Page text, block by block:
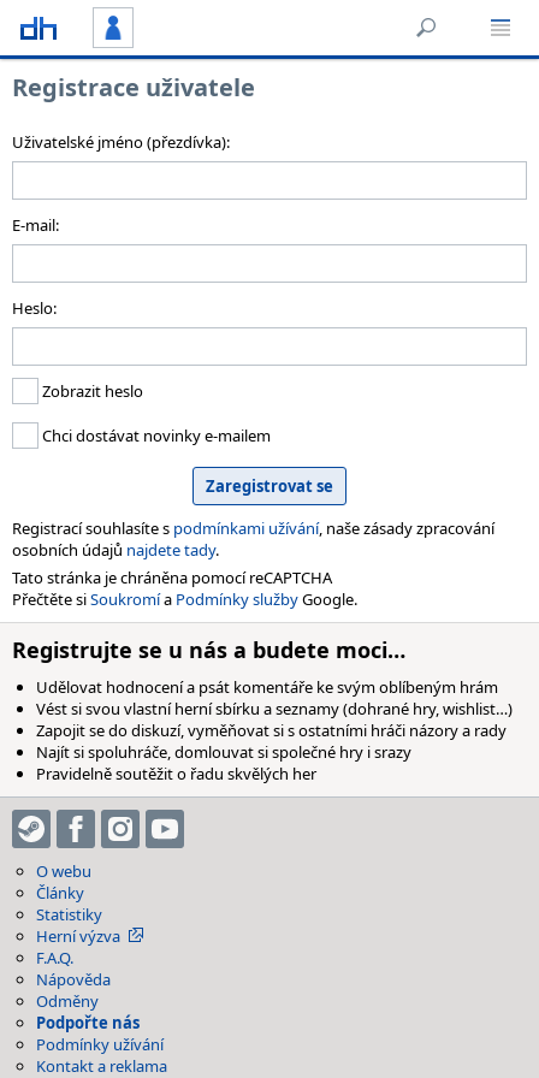
Registrace uživatele
Uživatelské jméno (přezdívka):
E-mail:
Heslo:
Zobrazit heslo
Chci dostávat novinky e-mailem
Registrací souhlasíte s podmínkami užívání, naše zásady zpracování
osobních údajů najdete tady.
Tato stránka je chráněna pomocí reCAPTCHA
Přečtěte siSoukromía Podmínky službyGoogle.
Registrujte se u nás a budete moci…
Udělovat hodnocení a psát komentáře ke svým oblíbeným hrám
Vést si svou vlastní herní sbírku a seznamy (dohrané hry, wishlist…)
Zapojit se do diskuzí, vyměňovat si s ostatními hráči názory a rady
Najít si spoluhráče, domlouvat si společné hry i srazy
Pravidelně soutěžit o řadu skvělých her
O webu
Články
Statistiky
Herní výzva
F.A.Q.
Nápověda
Odměny
Podpořte nás
Podmínky užívání
Kontakt a reklama